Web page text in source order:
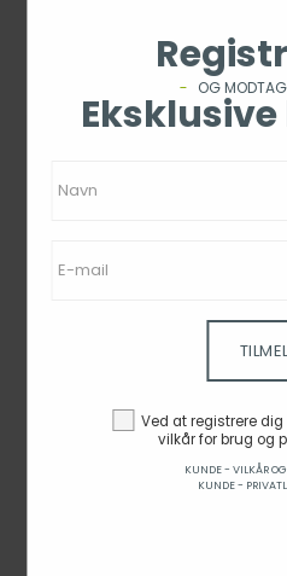
OG
Ved at registrere
vilkår for brug og
KUNDE - VILKÅR OG
KUNDE -
Indbygn.
Mikrobølgeovn 25 l
EMS4253TEX
Ved kr 4.095,00